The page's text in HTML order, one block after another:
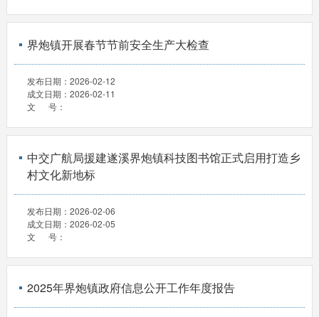
界炮镇开展春节节前安全生产大检查
发布日期： 2026-02-12
成文日期： 2026-02-11
文 号：
中交广航局援建遂溪界炮镇科技图书馆正式启用打造乡
村文化新地标
发布日期： 2026-02-06
成文日期： 2026-02-05
文 号：
2025年界炮镇政府信息公开工作年度报告